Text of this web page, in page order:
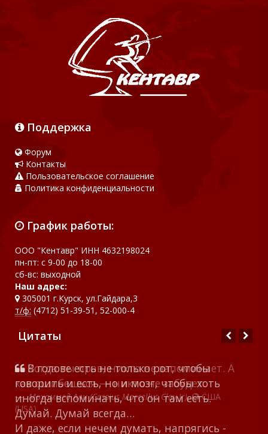
Поддержка
Форум
Контакты
Пользовательское соглашение
Политика конфиденциальности
График работы:
ООО "Кентавр" ИНН 4632198024
пн-пт: с 9-00 до 18-00
сб-вс: выходной
Наш адрес:
305001 г.Курск, ул.Гайдара,3
т/ф: (4712) 51-39-51, 52-000-4
Цитаты
Мохаммед Али (Cassius Marcellus Clay Jr)
В голове есть не только рот, чтобы
говорить и есть, но и мозг, чтобы хоть
иногда вспоминать, что он там есть.
Думай. Думай всегда…
И даже, если нечем думать, напрягись -
Неизвестно
Доверие, В. М. Шукшин
Д. Гранин. Иду на грозу.
Роман "Волхв" Джона Фаулза
Конфуций
Адриано Челентано
25/17 – Путник
Джон Ньюмен
Antoine Marie Jean-Baptiste Roger de Saint-Exupery
Дейл Карнеги
Аркадий Арканов